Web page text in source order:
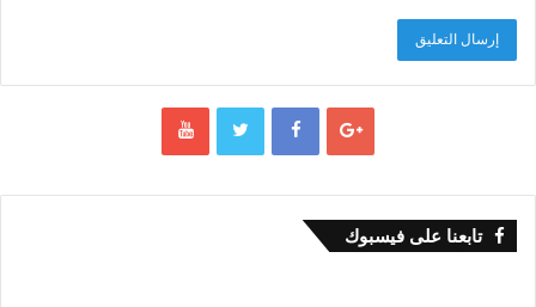
الإساءة للديانة المسيحية. وعلى الرغم من أن
الجريمة كانت خطيرة تمس بمشاعر المسلمين،
وتهدد الاستقرار الاجتماعي، فإن الأمير حافظ على
الحياد الذي يفترض أن يتسم به رئيس الدولة، لأنه
كان أميرا لكل المجتمع الأندلسي وأطيافه الدينية
ولم يعمّم غضبه على كافة المسيحيين، أو يصادر
تنظيماتهم التي كانت تسمح بها قوانين الدولة.
تابعنا على فيسبوك